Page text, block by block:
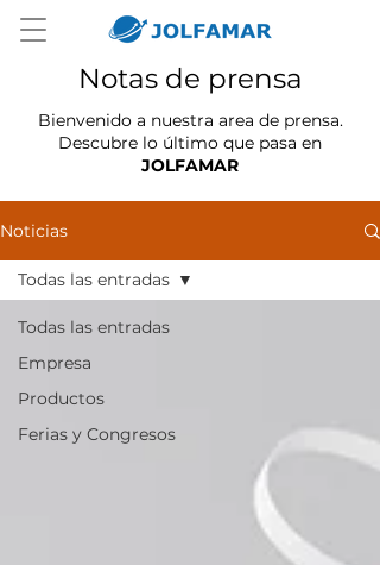
Notas de prensa
Bienvenido a nuestra area de prensa.
Descubre lo último que pasa en
JOLFAMAR
Noticias
Todas las entradas
Empresa
Productos
Ferias y Congresos
Todas las entradas